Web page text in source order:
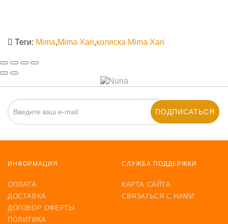
Теги: Mima,Mima Xari,коляска Mima Xari
ПОДПИСАТЬСЯ
ИНФОРМАЦИЯ
ОПЛАТА
ДОСТАВКА
ДОГОВОР ОФЕРТЫ
ПОЛИТИКА
СЛУЖБА ПОДДЕРЖКИ
КАРТА САЙТА
СВЯЗАТЬСЯ С НАМИ